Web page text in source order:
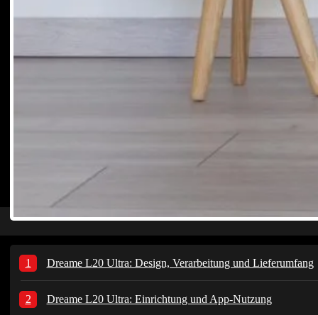
Dreame L20 Ultra: Design, Verarbeitung und Lieferumfang
Dreame L20 Ultra: Einrichtung und App-Nutzung